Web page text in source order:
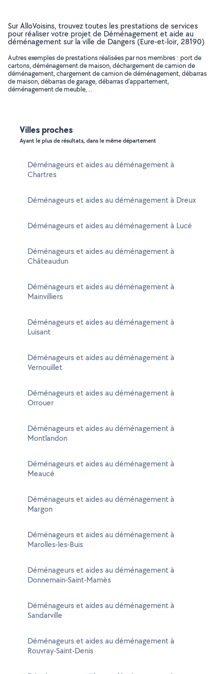
Sur AlloVoisins, trouvez toutes les prestations de services
pour réaliser votre projet de Déménagement et aide au
déménagement sur la ville de Dangers (Eure-et-loir, 28190)
Autres exemples de prestations réalisées par nos membres : port de
cartons, déménagement de maison, déchargement de camion de
déménagement, chargement de camion de déménagement, débarras
de maison, débarras de garage, débarras d'appartement,
déménagement de meuble, ..
Villes proches
Ayant le plus de résultats, dans le même département
Déménageurs et aides au déménagement à
Chartres
Déménageurs et aides au déménagement à Dreux
Déménageurs et aides au déménagement à Lucé
Déménageurs et aides au déménagement à
Châteaudun
Déménageurs et aides au déménagement à
Mainvilliers
Déménageurs et aides au déménagement à
Luisant
Déménageurs et aides au déménagement à
Vernouillet
Déménageurs et aides au déménagement à
Orrouer
Déménageurs et aides au déménagement à
Montlandon
Déménageurs et aides au déménagement à
Meaucé
Déménageurs et aides au déménagement à
Margon
Déménageurs et aides au déménagement à
Marolles-les-Buis
Déménageurs et aides au déménagement à
Donnemain-Saint-Mamès
Déménageurs et aides au déménagement à
Sandarville
Déménageurs et aides au déménagement à
Rouvray-Saint-Denis